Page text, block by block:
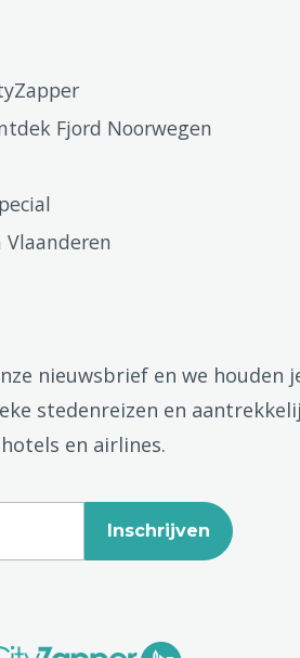
Fjord Noorwegen
nieuwsbrief en we houden
stedenreizen en
en airlines.
Inschrijven